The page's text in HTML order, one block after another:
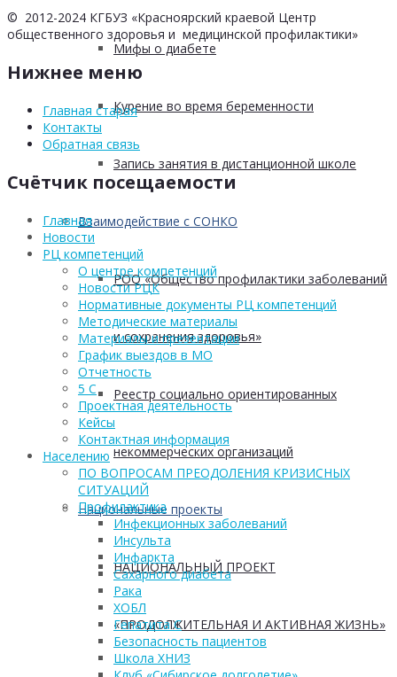
Мифы о диабете
Курение во время беременности
Запись занятия в дистанционной школе
Взаимодействие с СОНКО
РОО «Общество профилактики заболеваний
и сохранения здоровья»
Реестр социально ориентированных
некоммерческих организаций
Национальные проекты
НАЦИОНАЛЬНЫЙ ПРОЕКТ
«ПРОДОЛЖИТЕЛЬНАЯ И АКТИВНАЯ ЖИЗНЬ»
© 2012-2024 КГБУЗ «Красноярский краевой Центр
общественного здоровья и медицинской профилактики»
Нижнее меню
Главная старая
Контакты
Обратная связь
Счётчик посещаемости
Главная
Новости
РЦ компетенций
О центре компетенций
Новости РЦК
Нормативные документы РЦ компетенций
Методические материалы
Материалы и презентации
График выездов в МО
Отчетность
5 С
Проектная деятельность
Кейсы
Контактная информация
Населению
ПО ВОПРОСАМ ПРЕОДОЛЕНИЯ КРИЗИСНЫХ
СИТУАЦИЙ
Профилактика
Инфекционных заболеваний
Инсульта
Инфаркта
Сахарного диабета
Рака
ХОБЛ
Гепатита С
Безопасность пациентов
Школа ХНИЗ